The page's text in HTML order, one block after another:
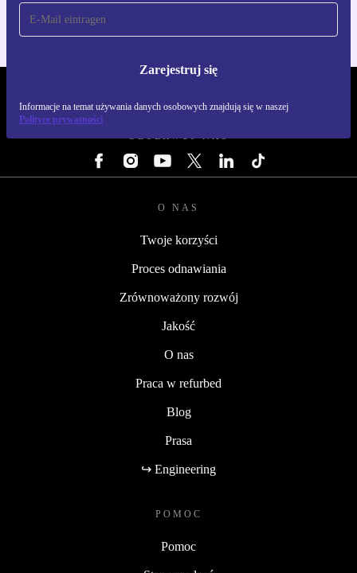
Zarejestruj się
Informacje na temat używania danych osobowych znajdują się w naszej
Polityce prywatności
OBSERWUJ NAS
O NAS
Twoje korzyści
Proces odnawiania
Zrównoważony rozwój
Jakość
O nas
Praca w refurbed
Blog
Prasa
↪ Engineering
POMOC
Pomoc